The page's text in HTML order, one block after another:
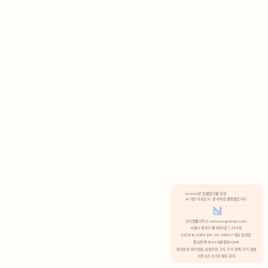
분석 쿠키 허용
Lawvot은 법률업무를 위한
AI 기반 자료조사 · 문서작성 플랫폼입니다.
안국법률사무소 www.anguklaw.com
서울시 종로구 율곡로2길 7, 304호
02)3210-3330 105-05-48527 대표 정희찬
통신판매 2024서울종로0248
개인정보 처리방침, 이용약관 고지, 쿠키 정책, 쿠키 설정
오픈소스 소프트웨어 공지